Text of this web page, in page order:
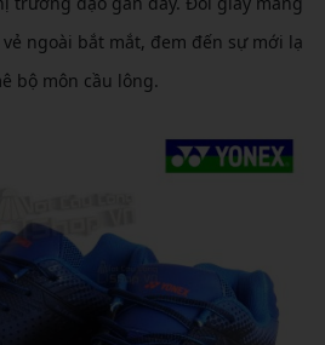
ngoài bắt mắt, đem đến sự mới lạ
bộ môn cầu lông.